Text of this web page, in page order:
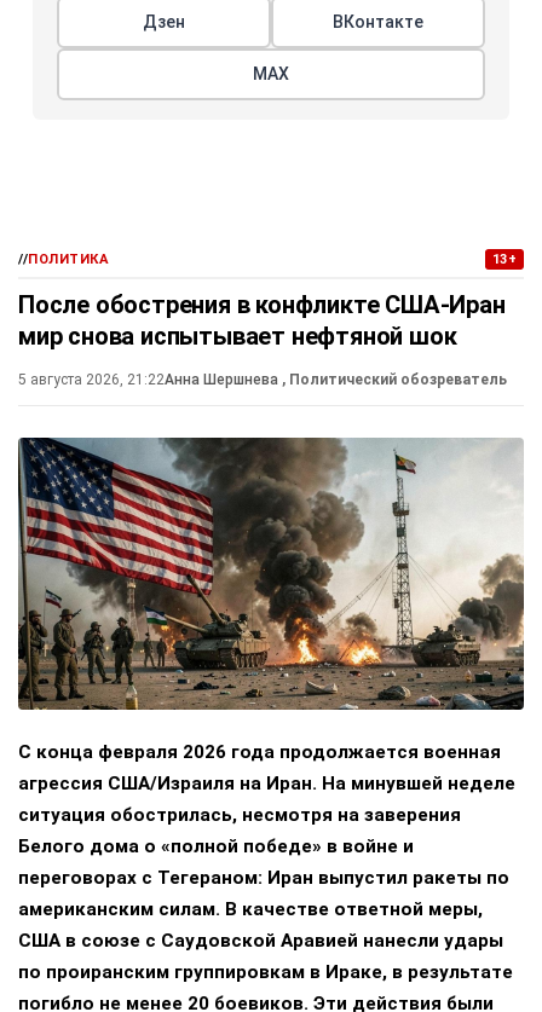
Дзен ВКонтакте
МАХ
//ПОЛИТИКА 13+
После обострения в конфликте США-Иран
мир снова испытывает нефтяной шок
5 августа 2026, 21:22Анна Шершнева , Политический обозреватель
С конца февраля 2026 года продолжается военная
агрессия США/Израиля на Иран. На минувшей неделе
ситуация обострилась, несмотря на заверения
Белого дома о «полной победе» в войне и
переговорах с Тегераном: Иран выпустил ракеты по
американским силам. В качестве ответной меры,
США в союзе с Саудовской Аравией нанесли удары
по проиранским группировкам в Ираке, в результате
погибло не менее 20 боевиков. Эти действия были